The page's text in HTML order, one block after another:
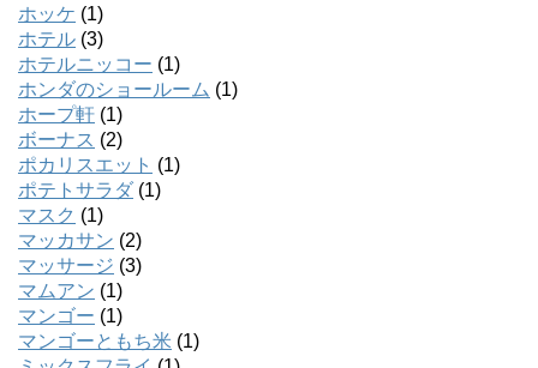
ホッケ (1)
ホテル (3)
ホテルニッコー (1)
ホンダのショールーム (1)
ホープ軒 (1)
ボーナス (2)
ポカリスエット (1)
ポテトサラダ (1)
マスク (1)
マッカサン (2)
マッサージ (3)
マムアン (1)
マンゴー (1)
マンゴーともち米 (1)